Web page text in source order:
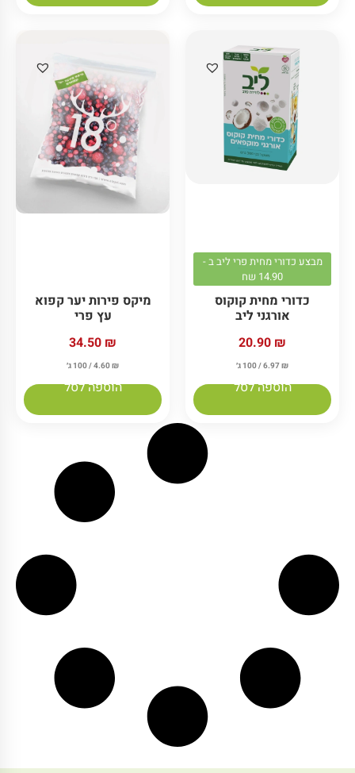
מבצע כדורי מחית פרי ליב ב -
14.90 שח
כדורי מחית קוקוס
אורגני ליב
20.90 ₪
6.97₪ / 100 ג׳
הוספה לסל
מיקס פירות יער קפוא
עץ פרי
34.50 ₪
4.60₪ / 100 ג׳
הוספה לסל